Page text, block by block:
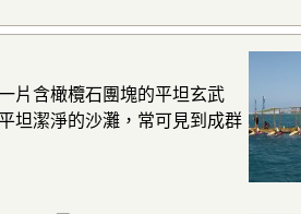
片含橄欖石團塊的平坦玄武
坦潔淨的沙灘，常可見到成群